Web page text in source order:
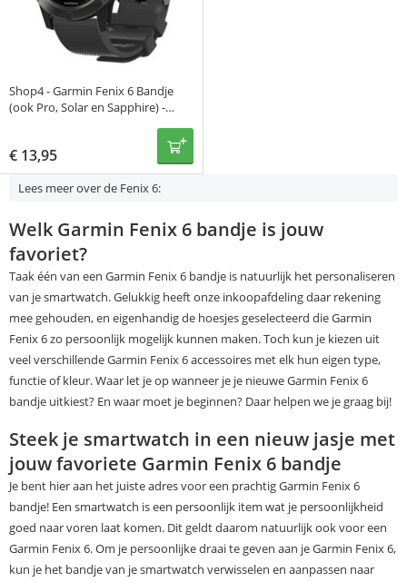
Shop4 - Garmin Fenix 6 Bandje
(ook Pro, Solar en Sapphire) -
€ 13,95
Lees meer over de Fenix 6:
Welk Garmin Fenix 6 bandje is jouw
favoriet?
Taak één van een Garmin Fenix 6 bandje is natuurlijk het personaliseren
van je smartwatch. Gelukkig heeft onze inkoopafdeling daar rekening
mee gehouden, en eigenhandig de hoesjes geselecteerd die Garmin
Fenix 6 zo persoonlijk mogelijk kunnen maken. Toch kun je kiezen uit
veel verschillende Garmin Fenix 6 accessoires met elk hun eigen type,
functie of kleur. Waar let je op wanneer je je nieuwe Garmin Fenix 6
bandje uitkiest? En waar moet je beginnen? Daar helpen we je graag bij!
Steek je smartwatch in een nieuw jasje met
jouw favoriete Garmin Fenix 6 bandje
Je bent hier aan het juiste adres voor een prachtig Garmin Fenix 6
bandje! Een smartwatch is een persoonlijk item wat je persoonlijkheid
goed naar voren laat komen. Dit geldt daarom natuurlijk ook voor een
Garmin Fenix 6. Om je persoonlijke draai te geven aan je Garmin Fenix 6,
kun je het bandje van je smartwatch verwisselen en aanpassen naar